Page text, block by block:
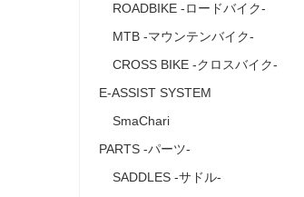
ROADBIKE ‐ロードバイク‐
MTB ‐マウンテンバイク‐
CROSS BIKE ‐クロスバイク‐
E-ASSIST SYSTEM
SmaChari
PARTS ‐パーツ‐
SADDLES ‐サドル‐